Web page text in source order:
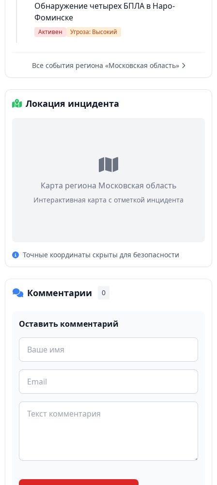
Обнаружение четырех БПЛА в Наро-
Фоминске
Активен Угроза: Высокий
Все события региона «Московская область»
Локация инцидента
Карта региона Московская область
Интерактивная карта с отметкой инцидента
Точные координаты скрыты для безопасности
Комментарии 0
Оставить комментарий